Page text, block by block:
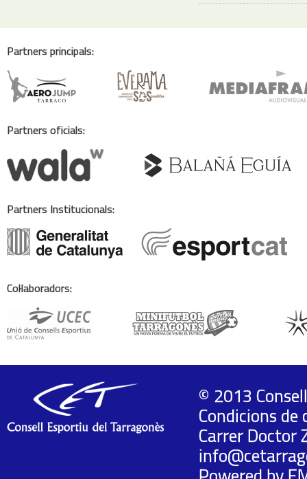
Partners principals:
Partners oficials:
Partners Institucionals:
Col·laboradors:
© 2013
Condicions
Carrer Doctor